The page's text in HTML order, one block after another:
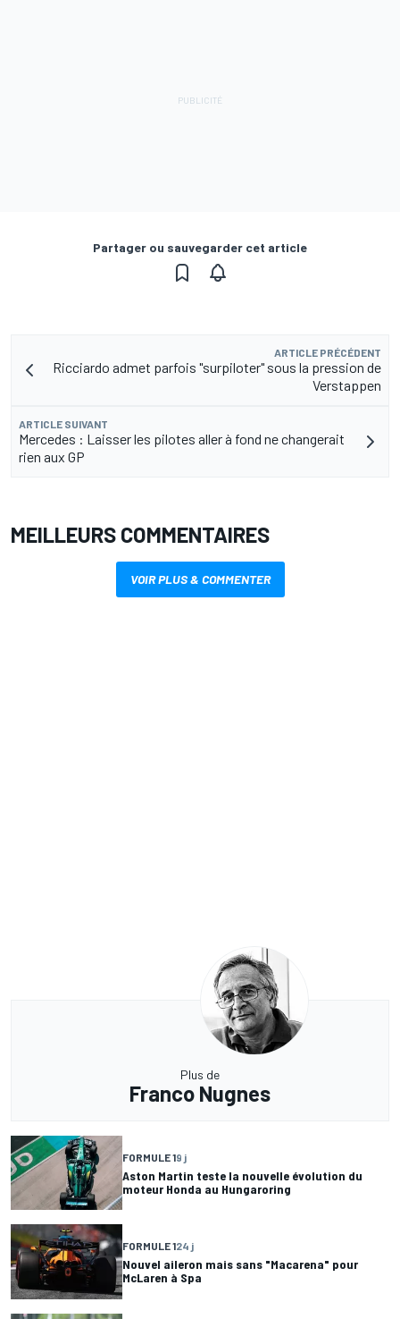
Partager ou sauvegarder cet article
ARTICLE PRÉCÉDENT
Ricciardo admet parfois "surpiloter" sous la pression de
Verstappen
ARTICLE SUIVANT
Mercedes : Laisser les pilotes aller à fond ne changerait
rien aux GP
MEILLEURS COMMENTAIRES
VOIR PLUS & COMMENTER
Plus de
Franco Nugnes
FORMULE 19 j
Aston Martin teste la nouvelle évolution du
moteur Honda au Hungaroring
FORMULE 124 j
Nouvel aileron mais sans "Macarena" pour
McLaren à Spa